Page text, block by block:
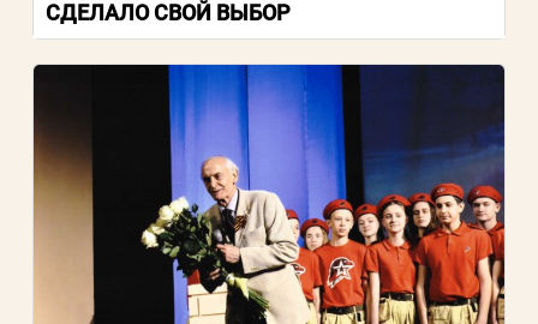
политикой конфиденциальности
ВОЙТИ
Регистрация Забыли пароль?
СДЕЛАЛО СВОЙ ВЫБОР